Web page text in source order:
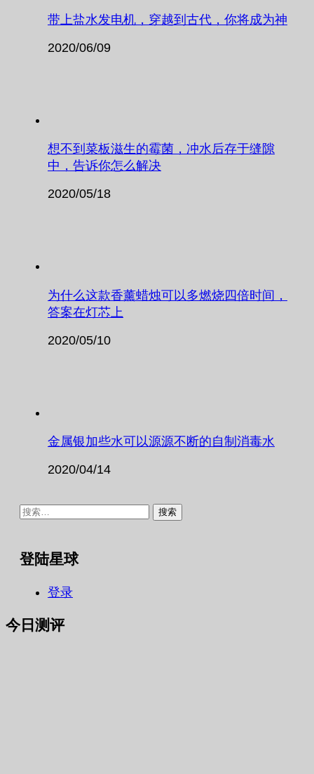
带上盐水发电机，穿越到古代，你将成为神
2020/06/09
想不到菜板滋生的霉菌，冲水后存于缝隙
中，告诉你怎么解决
2020/05/18
为什么这款香薰蜡烛可以多燃烧四倍时间，
答案在灯芯上
2020/05/10
金属银加些水可以源源不断的自制消毒水
2020/04/14
搜
登陆星球
登录
今日测评